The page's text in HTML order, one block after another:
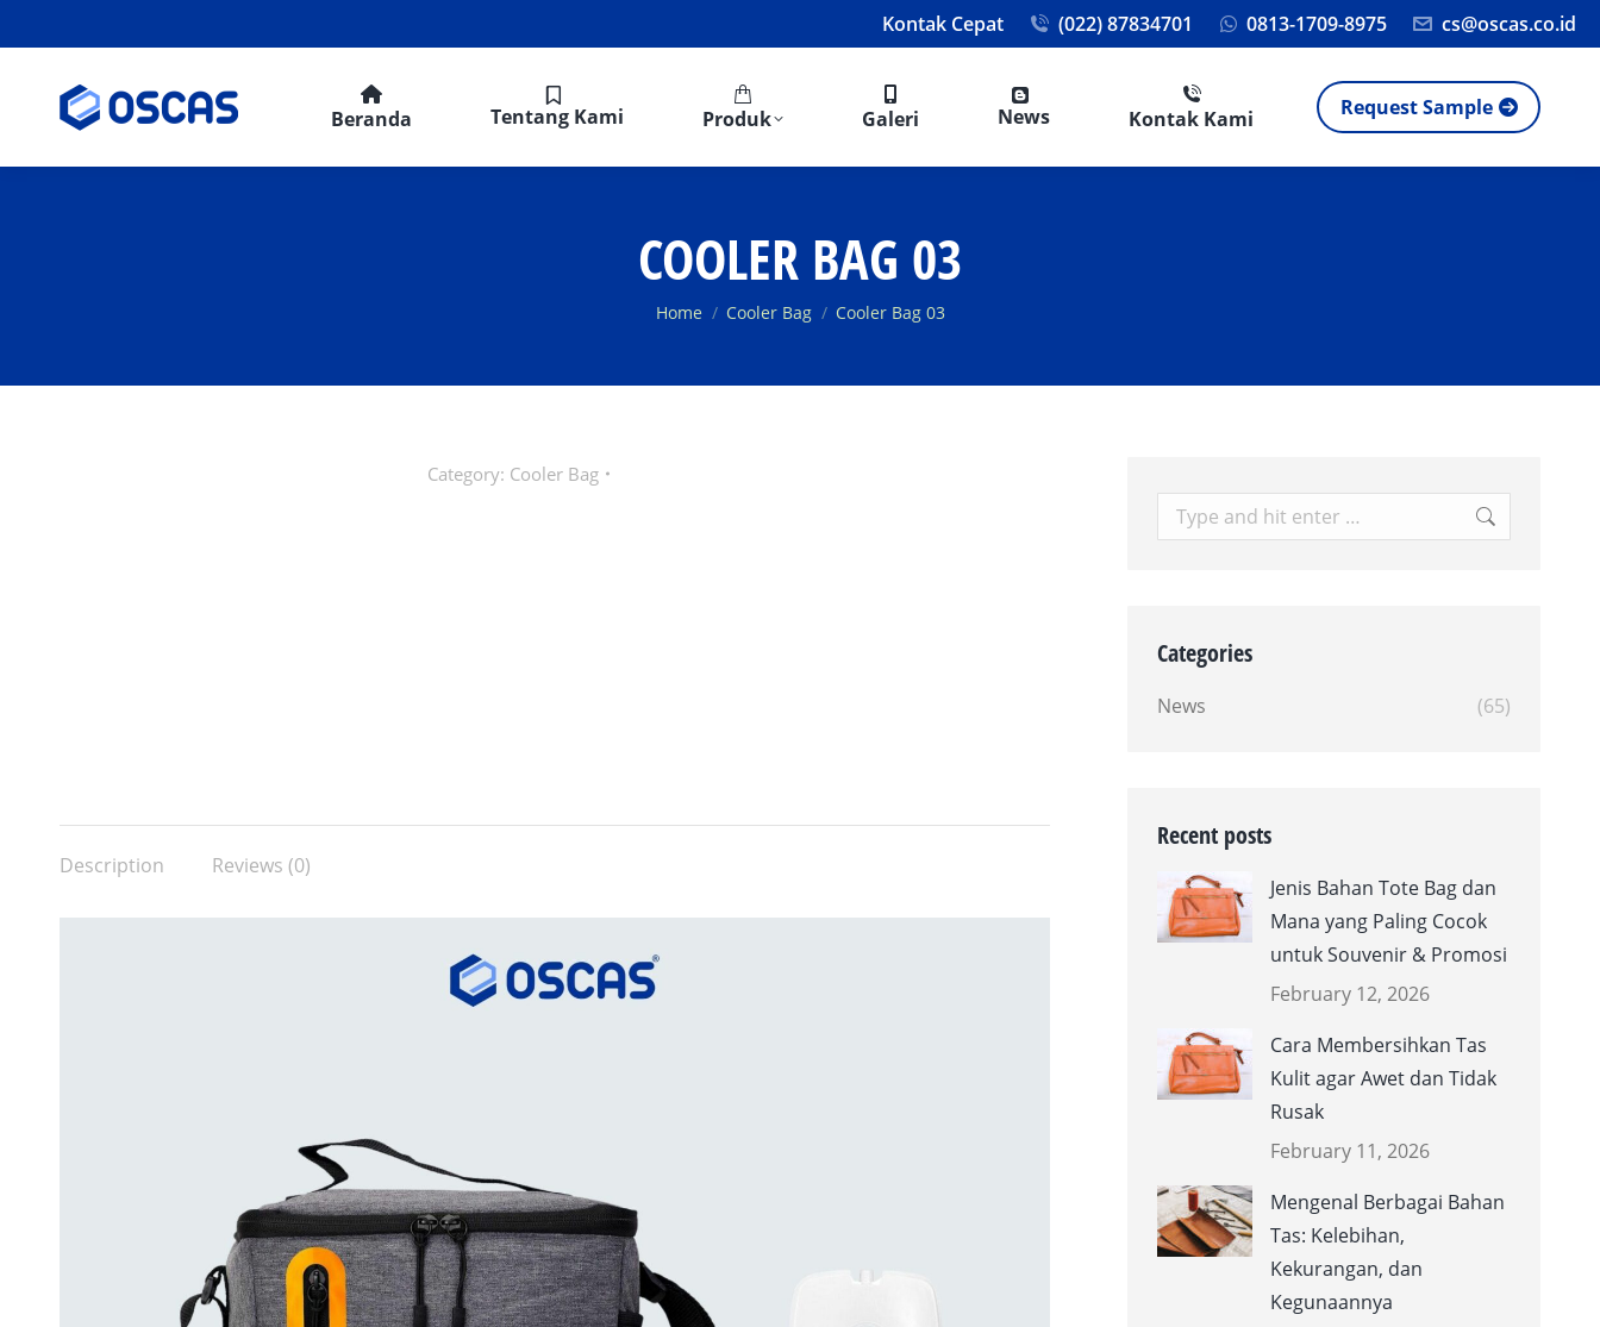
Kontak Cepat (022) 87834701 0813-1709-8975 cs@oscas.co.id
Beranda Tentang Kami Produk Galeri News Kontak Kami Request Sample
COOLER BAG 03
You are here:
Home Cooler Bag Cooler Bag 03
Category: Cooler Bag
Description Reviews (0)
Search:
Categories
News (65)
Recent posts
Jenis Bahan Tote Bag dan
Mana yang Paling Cocok
untuk Souvenir & Promosi
February 12, 2026
Cara Membersihkan Tas
Kulit agar Awet dan Tidak
Rusak
February 11, 2026
Mengenal Berbagai Bahan
Tas: Kelebihan,
Kekurangan, dan
Kegunaannya